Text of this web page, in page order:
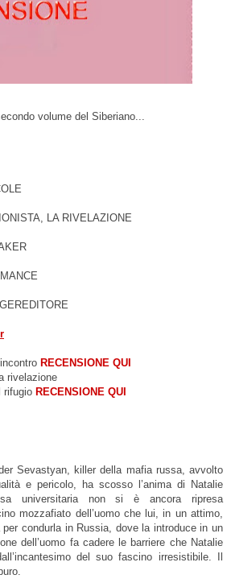
volume del Siberiano...
LA RIVELAZIONE
RECENSIONE QUI
rivelazione
rifugio RECENSIONE QUI
Sevastyan, killer della mafia russa, avvolto
e pericolo, ha scosso l’anima di Natalie
universitaria non si è ancora ripresa
mozzafiato dell’uomo che lui, in un attimo,
per condurla in Russia, dove la introduce in un
dell’uomo fa cadere le barriere che Natalie
del suo fascino irresistibile. Il